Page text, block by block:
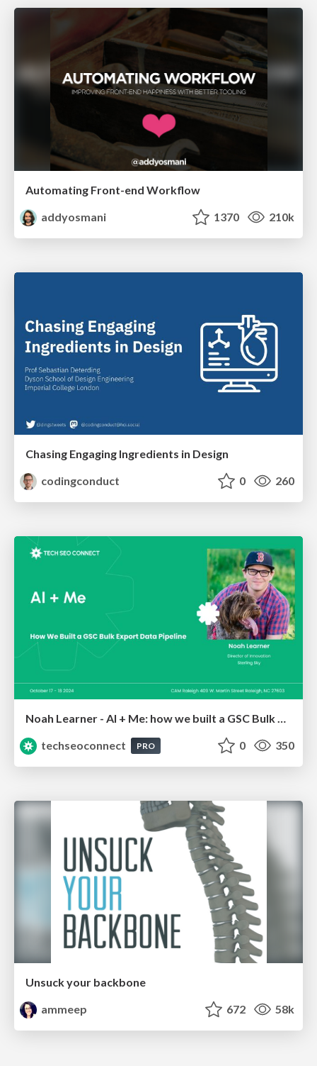
Automating Front-end Workflow
addyosmani
1370 210k
Chasing Engaging Ingredients in Design
codingconduct
0 260
techseoconnect
PRO 0 350
Unsuck your backbone
ammeep
672 58k